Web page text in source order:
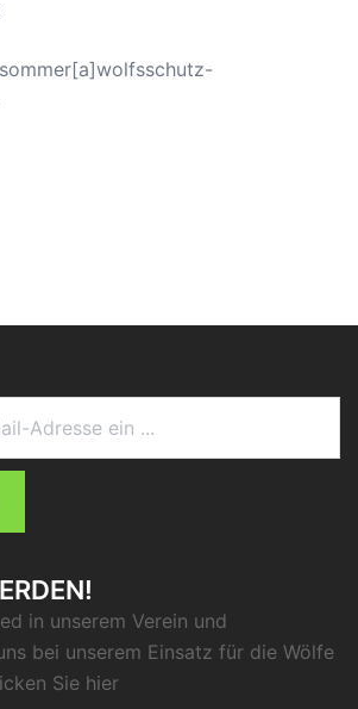
in unserem Verein und
bei unserem Einsatz für die Wölfe
Sie hier